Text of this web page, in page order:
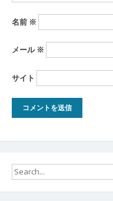
名前 ※
メール ※
サイト